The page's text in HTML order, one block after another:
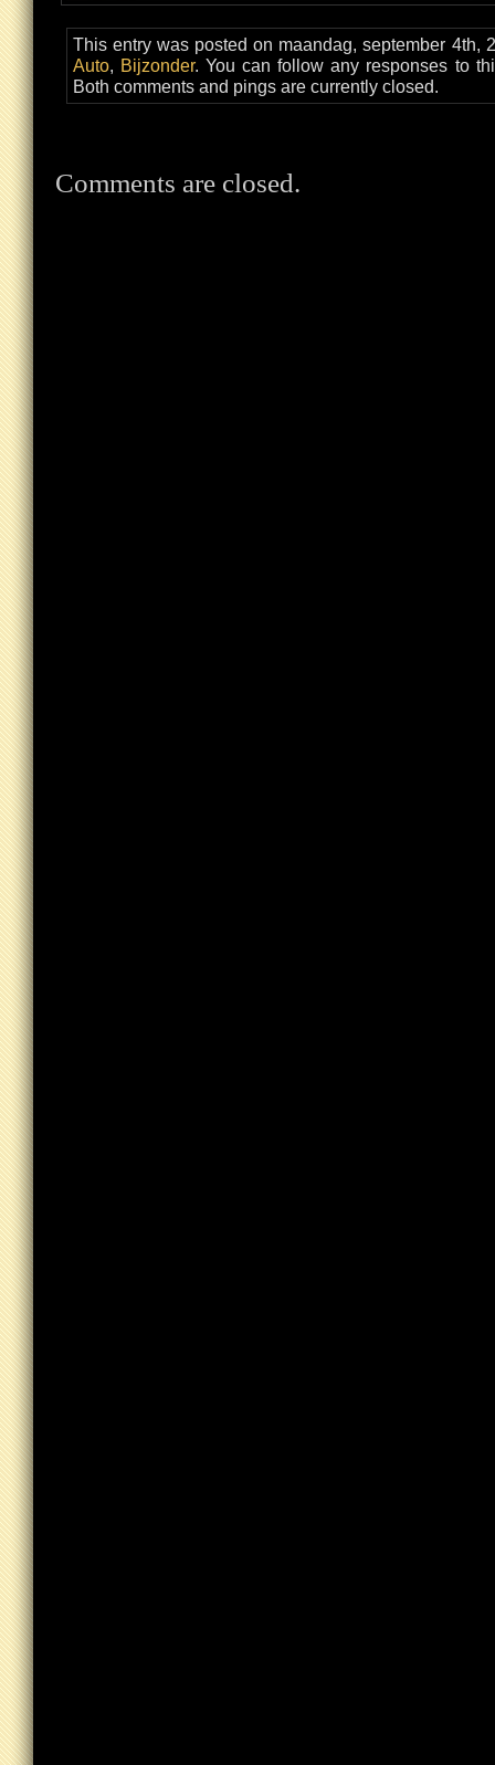
This entry was posted on maandag, september 4th,
Auto, Bijzonder. You can follow any responses to
Both comments and pings are currently closed.
Comments are closed.